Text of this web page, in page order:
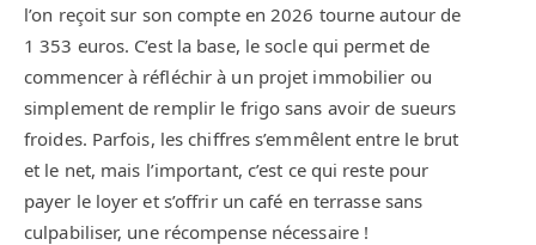
l’on reçoit sur son compte en 2026 tourne autour de
1 353 euros. C’est la base, le socle qui permet de
commencer à réfléchir à un projet immobilier ou
simplement de remplir le frigo sans avoir de sueurs
froides. Parfois, les chiffres s’emmêlent entre le brut
et le net, mais l’important, c’est ce qui reste pour
payer le loyer et s’offrir un café en terrasse sans
culpabiliser, une récompense nécessaire !